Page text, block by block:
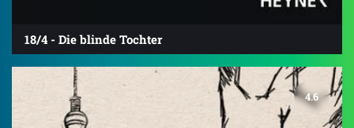
18/4 - Die blinde Tochter
4.6